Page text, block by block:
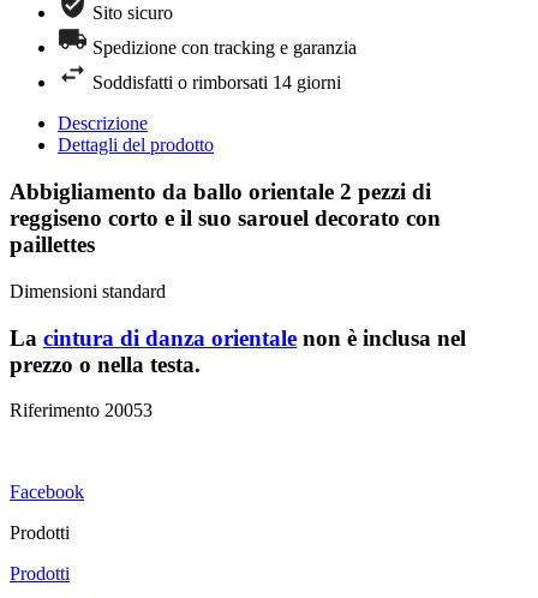
Sito sicuro
Spedizione con tracking e garanzia
Soddisfatti o rimborsati 14 giorni
Descrizione
Dettagli del prodotto
Abbigliamento da ballo orientale 2 pezzi di
reggiseno corto e il suo sarouel decorato con
paillettes
Dimensioni standard
La cintura di danza orientale non è inclusa nel
prezzo o nella testa.
Riferimento 20053
Facebook
Prodotti
Prodotti